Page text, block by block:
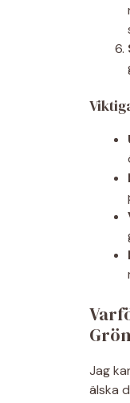
Jag
älska